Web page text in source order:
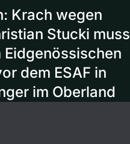
Krach wegen
Stucki muss
dem ESAF in
im Oberland